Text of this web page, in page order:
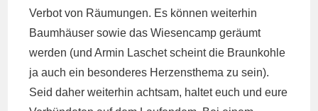
Verbot von Räumungen. Es können weiterhin
Baumhäuser sowie das Wiesencamp geräumt
werden (und Armin Laschet scheint die Braunkohle
ja auch ein besonderes Herzensthema zu sein).
Seid daher weiterhin achtsam, haltet euch und eure